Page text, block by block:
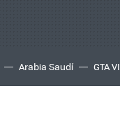
Arabia Saudí GTA VI